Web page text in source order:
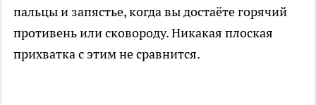
пальцы и запястье, когда вы достаёте горячий
противень или сковороду. Никакая плоская
прихватка с этим не сравнится.